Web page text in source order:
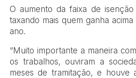
O aumento da faixa de
taxando mais quem ganha
ano.
“Muito importante a maneira
os trabalhos, ouviram a
meses de tramitação, e houve